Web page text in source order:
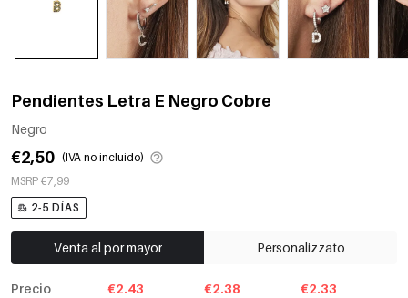
Pendientes Letra E Negro Cobre
Negro
€2,50 (IVA no incluido)
MSRP €7,99
2-5 DÍAS
Venta al por mayor Personalizzato
Precio
€2.43 €2.38 €2.33